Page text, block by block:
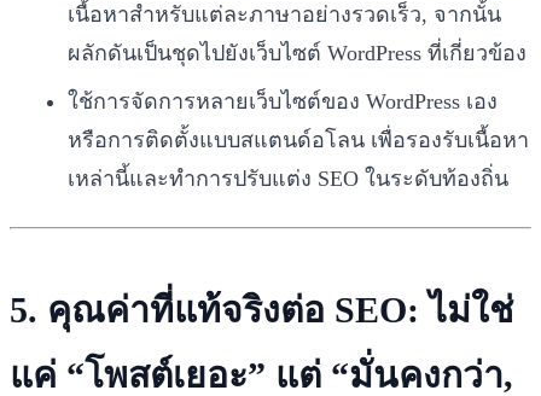
เนื้อหาสำหรับแต่ละภาษาอย่างรวดเร็ว, จากนั้น
ผลักดันเป็นชุดไปยังเว็บไซต์ WordPress ที่เกี่ยวข้อง
ใช้การจัดการหลายเว็บไซต์ของ WordPress เอง
หรือการติดตั้งแบบสแตนด์อโลน เพื่อรองรับเนื้อหา
เหล่านี้และทำการปรับแต่ง SEO ในระดับท้องถิ่น
5. คุณค่าที่แท้จริงต่อ SEO: ไม่ใช่
แค่ “โพสต์เยอะ” แต่ “มั่นคงกว่า,